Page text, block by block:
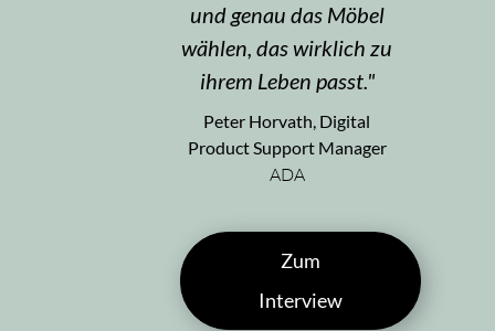
und genau das Möbel
wählen, das wirklich zu
ihrem Leben passt.
Peter Horvath, Digital
Product Support Manager
ADA
Zum
Interview